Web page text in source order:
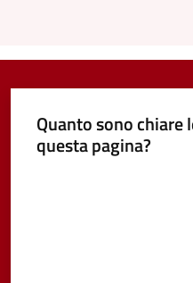
Quanto sono chiare
questa pagina?